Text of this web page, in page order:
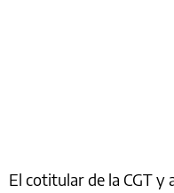
El cotitular de la CGT y